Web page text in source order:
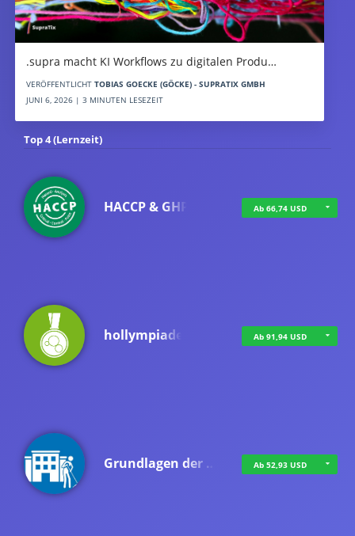
.supra macht KI Workflows zu digitalen Produ…
VERÖFFENTLICHT TOBIAS GOECKE (GÖCKE) - SUPRATIX GMBH
JUNI 6, 2026 | 3 MINUTEN LESEZEIT
Top 4 (Lernzeit)
HACCP & GHP Ab 66,74 USD
hollympiade Ab 91,94 USD
Grundlagen der … Ab 52,93 USD